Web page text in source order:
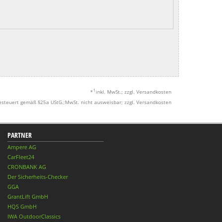
* 1 inkl. MwSt.; zzgl. Versandkosten
gemäß §25a UStG.;MwSt. nicht ausweisbar; zzgl. Versandkosten
PARTNER
Ampere AG
CarFleet24
CRONBANK AG
Der Sicherheits-Checker
GGA
GrantLift GmbH
HQS GmbH
IWA OutdoorClassics